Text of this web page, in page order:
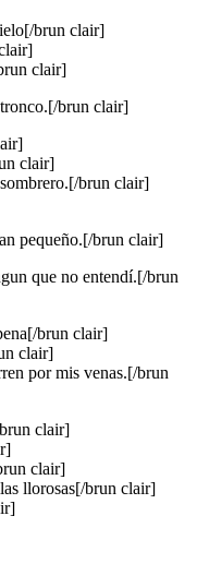
brun clair]
clair]
brun clair]
clair]
brun clair]
pequeño.[/brun clair]
que no entendí.[/brun
brun clair]
clair]
por mis venas.[/brun
clair]
clair]
llorosas[/brun clair]